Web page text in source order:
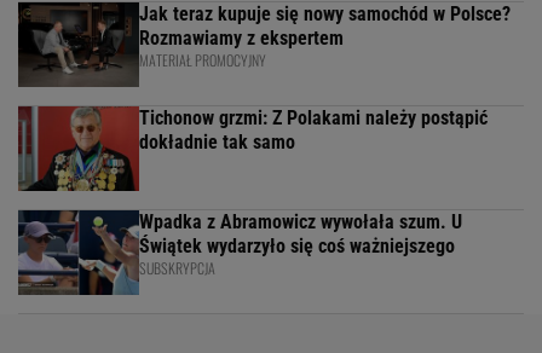
Jak teraz kupuje się nowy samochód w Polsce?
Rozmawiamy z ekspertem
MATERIAŁ PROMOCYJNY
Tichonow grzmi: Z Polakami należy postąpić
dokładnie tak samo
Wpadka z Abramowicz wywołała szum. U
Świątek wydarzyło się coś ważniejszego
SUBSKRYPCJA